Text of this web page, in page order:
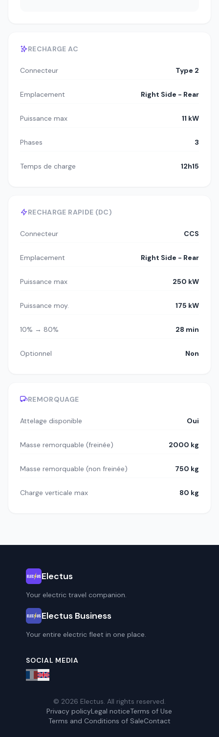
RECHARGE AC
Connecteur Type 2
Emplacement Right Side - Rear
Puissance max 11 kW
Phases 3
Temps de charge 12h15
RECHARGE RAPIDE (DC)
Connecteur CCS
Emplacement Right Side - Rear
Puissance max 250 kW
Puissance moy. 175 kW
10% → 80% 28 min
Optionnel Non
REMORQUAGE
Attelage disponible Oui
Masse remorquable (freinée) 2000 kg
Masse remorquable (non freinée) 750 kg
Charge verticale max 80 kg
Electus
Your electric travel companion.
Electus Business
Your entire electric fleet in one place.
SOCIAL MEDIA
© 2026 Electus. All rights reserved.
Privacy policyLegal noticeTerms of Use
Terms and Conditions of SaleContact